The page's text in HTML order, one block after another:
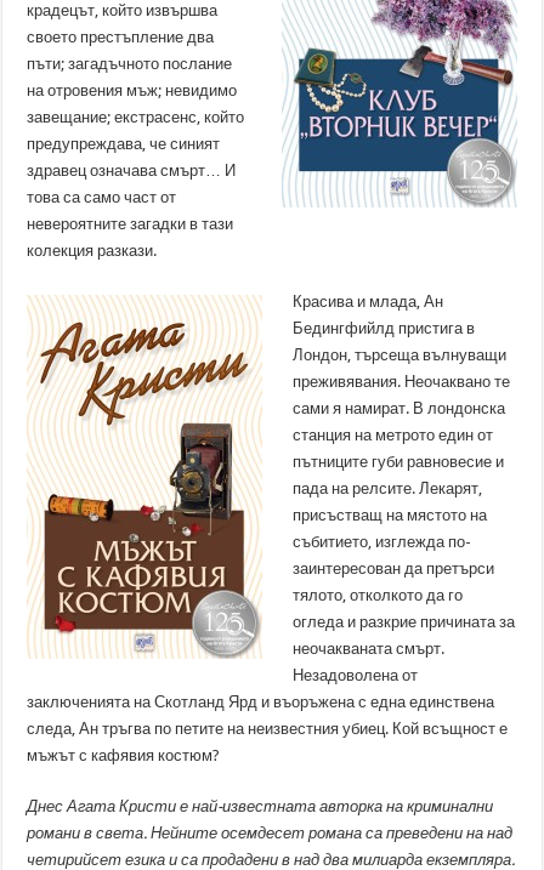
крадецът, който извършва
своето престъпление два
пъти; загадъчното послание
на отровения мъж; невидимо
завещание; екстрасенс, който
предупреждава, че синият
здравец означава смърт… И
това са само част от
невероятните загадки в тази
колекция разкази.
Красива и млада, Ан
Бедингфийлд пристига в
Лондон, търсеща вълнуващи
преживявания. Неочаквано те
сами я намират. В лондонска
станция на метрото един от
пътниците губи равновесие и
пада на релсите. Лекарят,
присъстващ на мястото на
събитието, изглежда по-
заинтересован да претърси
тялото, отколкото да го
огледа и разкрие причината за
неочакваната смърт.
Незадоволена от
заключенията на Скотланд Ярд и въоръжена с една единствена
следа, Ан тръгва по петите на неизвестния убиец. Кой всъщност е
мъжът с кафявия костюм?
Днес Агата Кристи е най-известната авторка на криминални
романи в света. Нейните осемдесет романа са преведени на над
четирийсет езика и са продадени в над два милиарда екземпляра.